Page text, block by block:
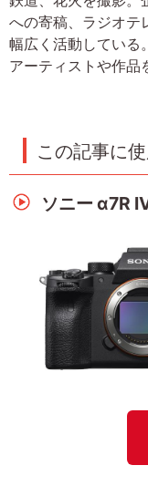
への寄稿、ラジオテ
幅広く活動している
アーティストや作品
この記事に
ソニー α7R